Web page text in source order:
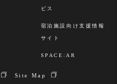
ビス
宿泊施設向け支援情報
サイト
SPACE:AR
Site Map